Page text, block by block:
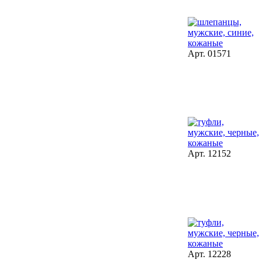
Арт. 01571
Арт. 12152
Арт. 12228